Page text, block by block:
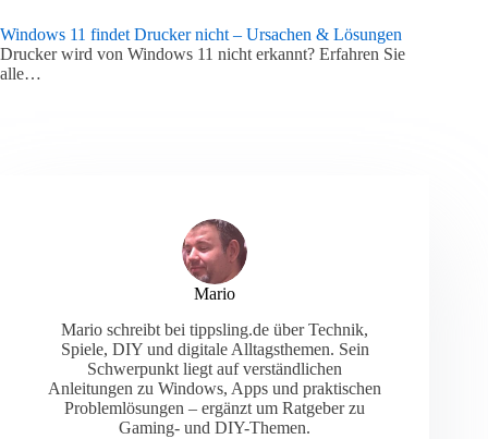
Windows 11 findet Drucker nicht – Ursachen & Lösungen
Drucker wird von Windows 11 nicht erkannt? Erfahren Sie
alle…
Mario
Mario schreibt bei tippsling.de über Technik,
Spiele, DIY und digitale Alltagsthemen. Sein
Schwerpunkt liegt auf verständlichen
Anleitungen zu Windows, Apps und praktischen
Problemlösungen – ergänzt um Ratgeber zu
Gaming- und DIY-Themen.